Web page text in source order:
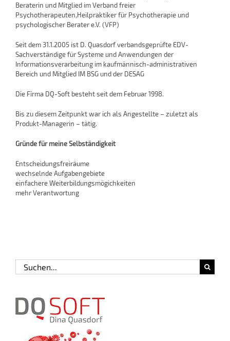
Beraterin und Mitglied im Verband freier
Psychotherapeuten,Heilpraktiker für Psychotherapie und
psychologischer Berater e.V. (VFP)
Seit dem 31.1.2005 ist D. Quasdorf verbandsgeprüfte EDV-
Sachverständige für Systeme und Anwendungen der
Informationsverarbeitung im kaufmännisch-administrativen
Bereich und Mitglied IM BSG und der DESAG
Die Firma DQ-Soft besteht seit dem Februar 1998.
Bis zu diesem Zeitpunkt war ich als Angestellte – zuletzt als
Produkt-Managerin – tätig.
Gründe für meine Selbständigkeit
Entscheidungsfreiräume
wechselnde Aufgabengebiete
einfachere Weiterbildungsmögichkeiten
mehr Verantwortung
Suche
nach: